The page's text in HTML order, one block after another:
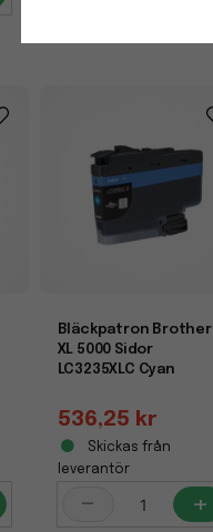
Bläckpatron Brother
XL 5000 Sidor
LC3235XLC Cyan
536,25 kr
Skickas från
leverantör
- +